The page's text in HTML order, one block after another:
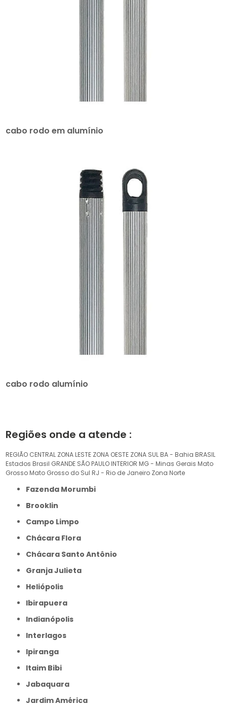
cabo rodo em alumínio
cabo rodo alumínio
Regiões onde a atende :
REGIÃO CENTRAL ZONA LESTE ZONA OESTE ZONA SUL BA - Bahia BRASIL
Estados Brasil GRANDE SÃO PAULO INTERIOR MG - Minas Gerais Mato
Grosso Mato Grosso do Sul RJ - Rio de Janeiro Zona Norte
Fazenda Morumbi
Brooklin
Campo Limpo
Chácara Flora
Chácara Santo Antônio
Granja Julieta
Heliópolis
Ibirapuera
Indianópolis
Interlagos
Ipiranga
Itaim Bibi
Jabaquara
Jardim América